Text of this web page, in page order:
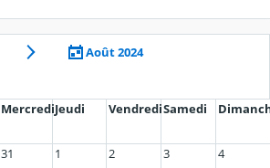
Août 2024
MercrediJeudi VendrediSamedi
31 1 2 3 4